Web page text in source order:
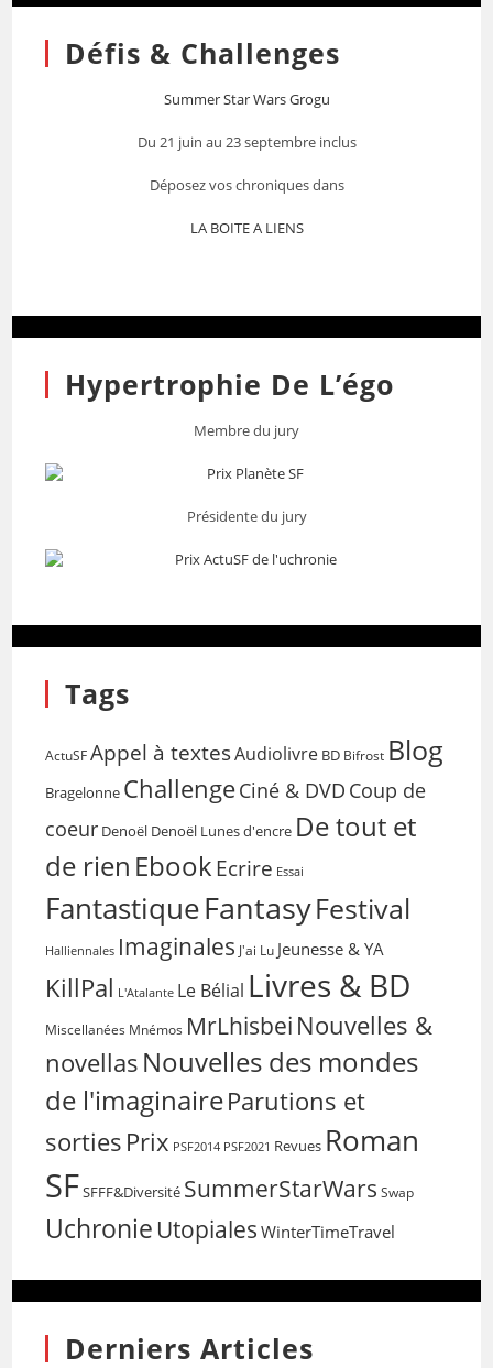
Défis & Challenges
Summer Star Wars Grogu
Du 21 juin au 23 septembre inclus
Déposez vos chroniques dans
LA BOITE A LIENS
Hypertrophie De L’égo
Membre du jury
Présidente du jury
Tags
ActuSF Appel à textesAudiolivre BD Bifrost Blog
Bragelonne ChallengeCiné & DVD Coup de
coeur Denoël Denoël Lunes d'encre De tout et
de rien EbookEcrire Essai
FantastiqueFantasyFestival
Halliennales Imaginales J'ai Lu Jeunesse & YA
KillPal L'Atalante Le Bélial Livres & BD
Miscellanées Mnémos MrLhisbei Nouvelles &
novellas Nouvelles des mondes
de l'imaginaireParutions et
sorties Prix PSF2014 PSF2021 Revues Roman
SFSFFF&Diversité SummerStarWars Swap
Uchronie Utopiales WinterTimeTravel
Derniers Articles